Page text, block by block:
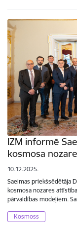
IZM informē
kosmosa
10.12.2025.
Saeimas priekšsēdētāja
kosmosa nozares
pārvaldības modeļiem.
Kosmoss